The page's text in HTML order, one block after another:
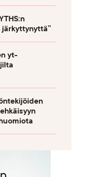
järkyttynyttä”
yt-